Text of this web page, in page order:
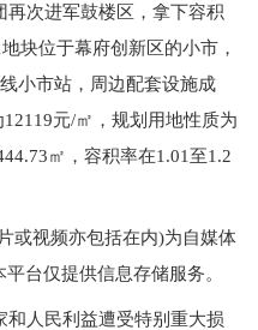
次进军鼓楼区，拿下容积
块位于幕府创新区的小市，
小市站，周边配套设施成
元/㎡，规划用地性质为
㎡，容积率在1.01至1.2
视频亦包括在内)为自媒体
台仅提供信息存储服务。
人民利益遭受特别重大损